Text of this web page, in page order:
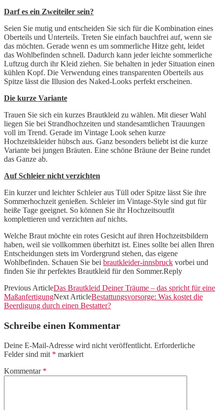
Darf es ein Zweiteiler sein?
Seien Sie mutig und entscheiden Sie sich für die Kombination eines
Oberteils und Unterteils. Treten Sie einfach bauchfrei auf, wenn sie
das möchten. Gerade wenn es um sommerliche Hitze geht, leidet
das Wohlbefinden schnell. Dadurch kann jeder leichte sommerliche
Luftzug durch ihr Kleid ziehen. Sie behalten in jeder Situation einen
kühlen Kopf. Die Verwendung eines transparenten Oberteils aus
Spitze lässt die Illusion des Naked-Looks perfekt erscheinen.
Die kurze Variante
Trauen Sie sich ein kurzes Brautkleid zu wählen. Mit dieser Wahl
liegen Sie bei Strandhochzeiten und standesamtlichen Trauungen
voll im Trend. Gerade im Vintage Look sehen kurze
Hochzeitskleider hübsch aus. Ganz besonders beliebt ist die kurze
Variante bei jungen Bräuten. Eine schöne Bräune der Beine rundet
das Ganze ab.
Auf Schleier nicht verzichten
Ein kurzer und leichter Schleier aus Tüll oder Spitze lässt Sie ihre
Sommerhochzeit genießen. Schleier im Vintage-Style sind gut für
heiße Tage geeignet. So können Sie ihr Hochzeitsoutfit
komplettieren und verzichten auf nichts.
Welche Braut möchte ein rotes Gesicht auf ihren Hochzeitsbildern
haben, weil sie vollkommen überhitzt ist. Eines sollte bei allen Ihren
Entscheidungen stets im Vordergrund stehen, das eigene
Wohlbefinden. Schauen Sie bei brautkleider-innsbruck vorbei und
finden Sie ihr perfektes Brautkleid für den Sommer.Reply
Previous ArticleDas Brautkleid Deiner Träume – das spricht für eine
MaßanfertigungNext ArticleBestattungsvorsorge: Was kostet die
Beerdigung durch einen Bestatter?
Schreibe einen Kommentar
Deine E-Mail-Adresse wird nicht veröffentlicht. Erforderliche
Felder sind mit * markiert
Kommentar *